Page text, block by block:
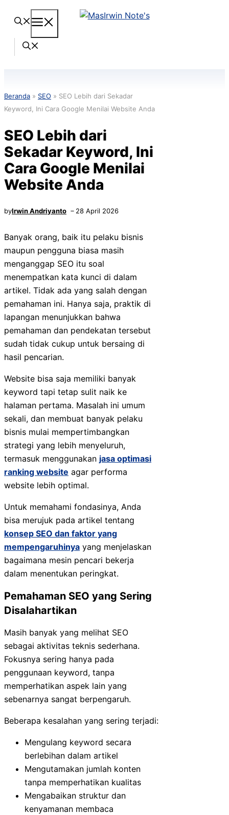
Langsung
Beranda » SEO » SEO Lebih dari Sekadar
Keyword, Ini Cara Google Menilai Website Anda
SEO Lebih dari
Sekadar Keyword, Ini
Cara Google Menilai
Website Anda
byIrwin Andriyanto 28 April 2026
Banyak orang, baik itu pelaku bisnis
maupun pengguna biasa masih
menganggap SEO itu soal
menempatkan kata kunci di dalam
artikel. Tidak ada yang salah dengan
pemahaman ini. Hanya saja, praktik di
lapangan menunjukkan bahwa
pemahaman dan pendekatan tersebut
sudah tidak cukup untuk bersaing di
hasil pencarian.
Website bisa saja memiliki banyak
keyword tapi tetap sulit naik ke
halaman pertama. Masalah ini umum
sekali, dan membuat banyak pelaku
bisnis mulai mempertimbangkan
strategi yang lebih menyeluruh,
termasuk menggunakan jasa optimasi
ranking website agar performa
website lebih optimal.
Untuk memahami fondasinya, Anda
bisa merujuk pada artikel tentang
konsep SEO dan faktor yang
mempengaruhinya yang menjelaskan
bagaimana mesin pencari bekerja
dalam menentukan peringkat.
Pemahaman SEO yang Sering
Disalahartikan
Masih banyak yang melihat SEO
sebagai aktivitas teknis sederhana.
Fokusnya sering hanya pada
penggunaan keyword, tanpa
memperhatikan aspek lain yang
sebenarnya sangat berpengaruh.
Beberapa kesalahan yang sering terjadi:
Mengulang keyword secara
berlebihan dalam artikel
Mengutamakan jumlah konten
tanpa memperhatikan kualitas
Mengabaikan struktur dan
kenyamanan membaca